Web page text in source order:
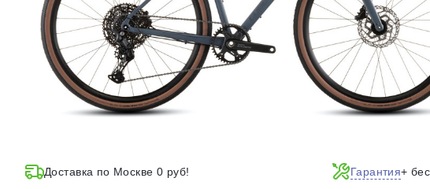
Доставка по Москве 0 руб! Гарантия+
Сегодня
25%